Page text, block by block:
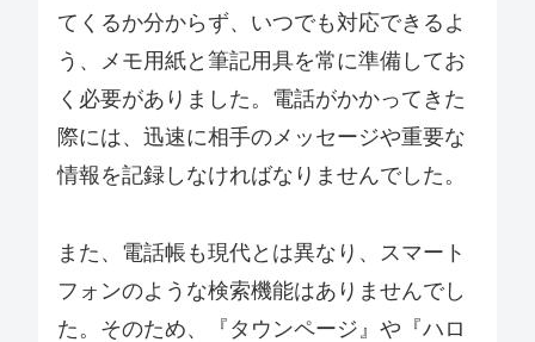
てくるか分からず、いつでも対応できるよ
う、メモ用紙と筆記用具を常に準備してお
く必要がありました。電話がかかってきた
際には、迅速に相手のメッセージや重要な
情報を記録しなければなりませんでした。
また、電話帳も現代とは異なり、スマート
フォンのような検索機能はありませんでし
た。そのため、『タウンページ』や『ハロ